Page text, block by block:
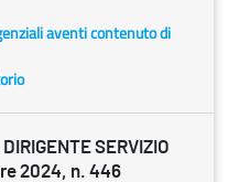
aventi contenuto di
SERVIZIO
2024, n. 446